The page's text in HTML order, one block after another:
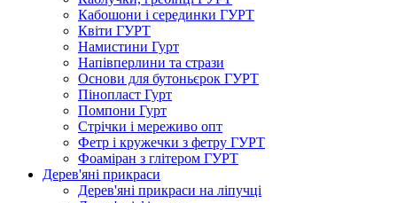
Кабошони і серединки ГУРТ
Квіти ГУРТ
Намистини Гурт
Напівперлини та стрази
Основи для бутоньєрок ГУРТ
Пінопласт Гурт
Помпони Гурт
Стрічки і мереживо опт
Фетр і кружечки з фетру ГУРТ
Фоаміран з глітером ГУРТ
Дерев'яні прикраси
Дерев'яні прикраси на ліпучці